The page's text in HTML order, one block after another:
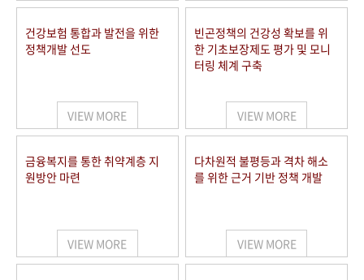
건강보험 통합과 발전을 위한
정책개발 선도
VIEW MORE
빈곤정책의 건강성 확보를 위
한 기초보장제도 평가 및 모니
터링 체계 구축
VIEW MORE
금융복지를 통한 취약계층 지
원방안 마련
VIEW MORE
다차원적 불평등과 격차 해소
를 위한 근거 기반 정책 개발
VIEW MORE